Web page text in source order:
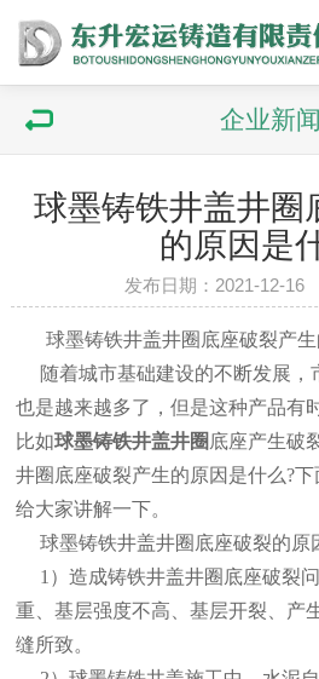
企业新闻
球墨铸铁井盖井圈
的原因是
发布日期：2021-12-16
球墨铸铁井盖井圈底座破裂产
随着城市基础建设的不断发展
也是越来越多了，但是这种产品有
比如球墨铸铁井盖井圈底座产生破
井圈底座破裂产生的原因是什么?
给大家讲解一下。
球墨铸铁井盖井圈底座破裂的原
1）造成铸铁井盖井圈底座破裂
重、基层强度不高、基层开裂、产
缝所致。